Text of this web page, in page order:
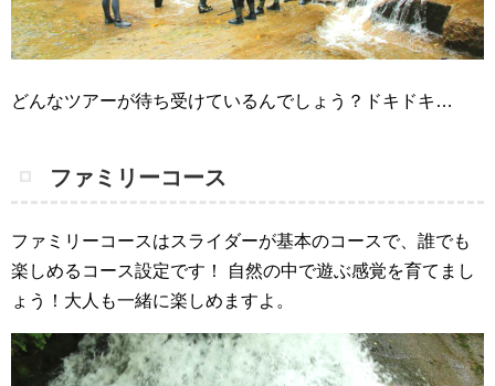
どんなツアーが待ち受けているんでしょう？ドキドキ…
ファミリーコース
ファミリーコースはスライダーが基本のコースで、誰でも
楽しめるコース設定です！
自然の中で遊ぶ感覚を育てまし
ょう！大人も一緒に楽しめますよ。